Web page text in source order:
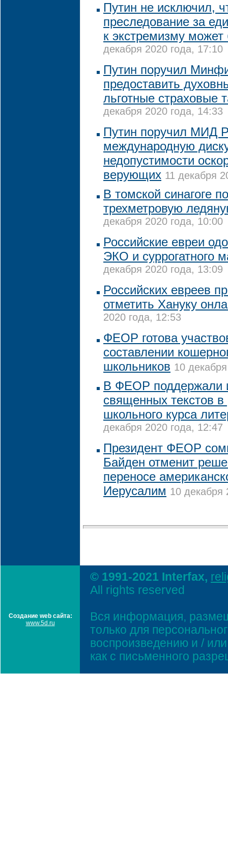
Путин не исключил,
преследование за
к экстремизму
декабря 2020 года, 17:10
Путин поручил
предоставить
льготные страховые
декабря 2020 года, 14:33
Путин поручил МИД
международную
недопустимости
верующих 11 декабря
В томской синагоге
трехметровую
декабря 2020 года, 10:00
Российские евреи
ЭКО и суррогатного
декабря 2020 года, 13:09
Российских евреев
отметить Хануку
2020 года, 12:53
ФЕОР готова
составлении
школьников 10
В ФЕОР поддержали
священных текстов в
школьного курса
декабря 2020 года, 12:47
Президент ФЕОР
Байден отменит
переносе
Иерусалим 10 декабря
Создание web сайта:
www.5d.ru
© 1991-2021 Interfax,
All rights reserved
Вся информация,
только для
воспроизведению и /
как с письменного